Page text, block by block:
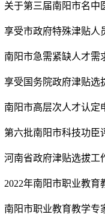
关于第三届南阳市名中
享受市政府特殊津贴人
南阳市急需紧缺人才需
享受国务院政府津贴选
南阳市高层次人才认定
第六批南阳市科技功臣
河南省政府津贴选拔工
2022年南阳市职业教
南阳市职业教育教学专